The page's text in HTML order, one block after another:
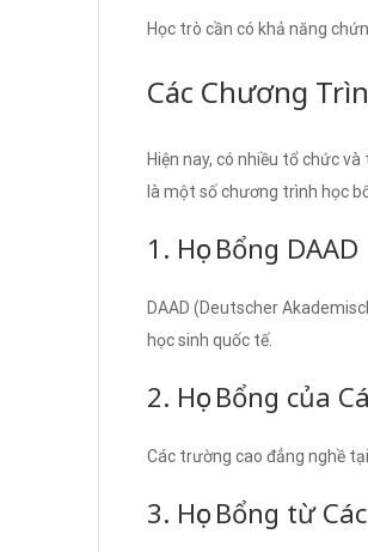
Học trò cần có khả năng
Các Chương
Hiện nay, có nhiều tổ chức
là một số chương trình học
1. Học Bổng DAAD
DAAD (Deutscher
học sinh quốc tế.
2. Học Bổng của
Các trường cao đẳng nghề
3. Học Bổng từ